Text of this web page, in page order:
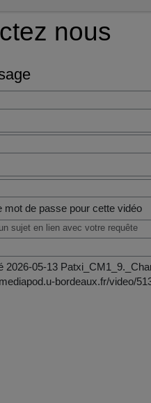
nous
sujet en lien avec votre requête